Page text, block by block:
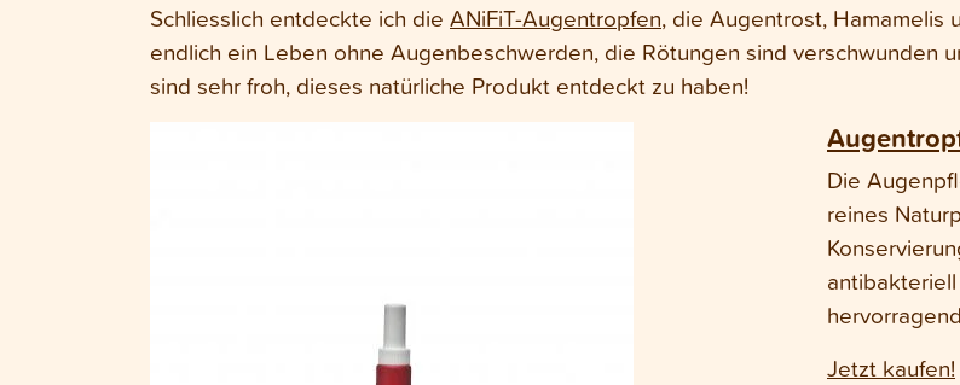
Schliesslich entdeckte ich die ANiFiT-Augentropfen, die Augentrost, Hamamelis
endlich ein Leben ohne Augenbeschwerden, die Rötungen sind verschwunden
sind sehr froh, dieses natürliche Produkt entdeckt zu haben!
Die
reines
Jetzt kaufen!